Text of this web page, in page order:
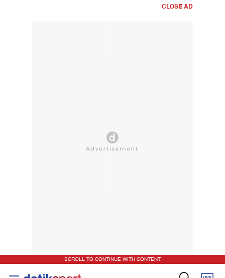
CLOSE AD
SCROLL TO CONTINUE WITH CONTENT